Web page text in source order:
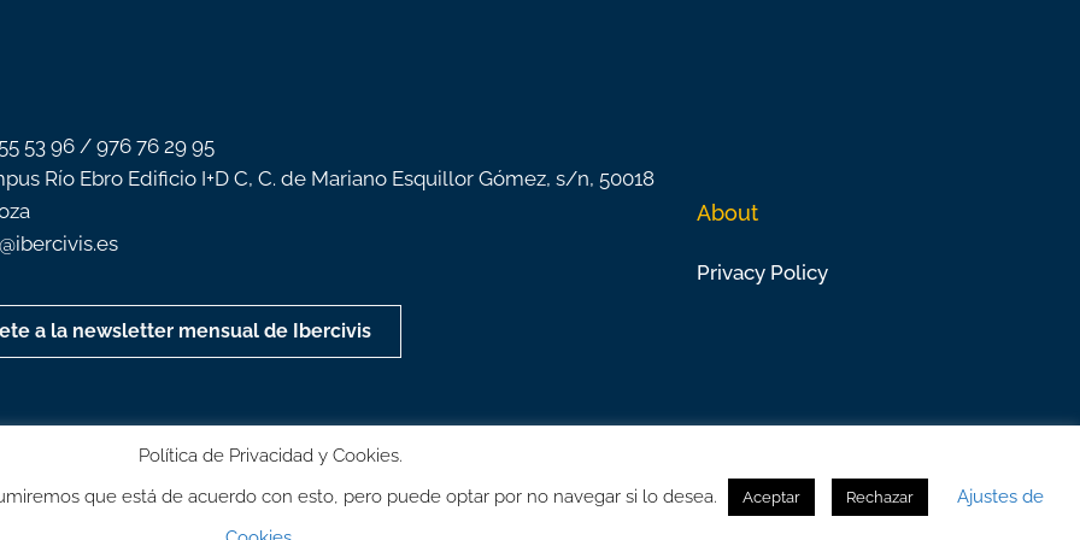
53 96 / 976 76 29 95
Río Ebro Edificio I+D C, C. de Mariano Esquillor Gómez, s/n, 50018
a la newsletter mensual de Ibercivis
About
Privacy Policy
Política de Privacidad y Cookies.
que está de acuerdo con esto, pero puede optar por no navegar si lo desea.
Aceptar Rechazar
Ajustes de